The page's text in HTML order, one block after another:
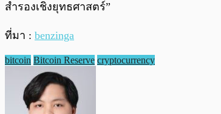
สำรองเชิงยุทธศาสตร์”
ที่มา : benzinga
bitcoin Bitcoin Reserve cryptocurrency